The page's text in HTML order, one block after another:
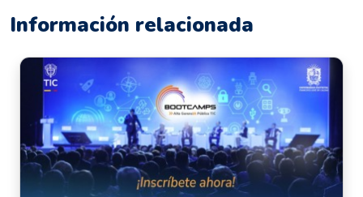
Información relacionada